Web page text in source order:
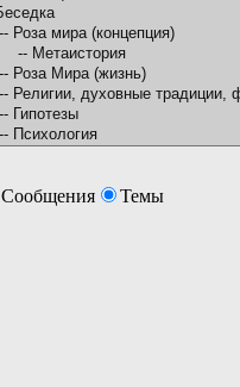
Сообщения Темы